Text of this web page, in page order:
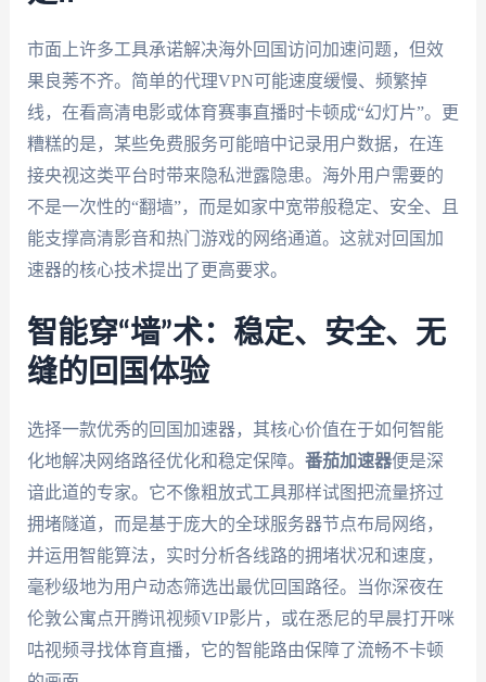
市面上许多工具承诺解决海外回国访问加速问题，但效
果良莠不齐。简单的代理VPN可能速度缓慢、频繁掉
线，在看高清电影或体育赛事直播时卡顿成“幻灯片”。更
糟糕的是，某些免费服务可能暗中记录用户数据，在连
接央视这类平台时带来隐私泄露隐患。海外用户需要的
不是一次性的“翻墙”，而是如家中宽带般稳定、安全、且
能支撑高清影音和热门游戏的网络通道。这就对回国加
速器的核心技术提出了更高要求。
智能穿“墙”术：稳定、安全、无
缝的回国体验
选择一款优秀的回国加速器，其核心价值在于如何智能
化地解决网络路径优化和稳定保障。 番茄加速器便是深
谙此道的专家。它不像粗放式工具那样试图把流量挤过
拥堵隧道，而是基于庞大的全球服务器节点布局网络，
并运用智能算法，实时分析各线路的拥堵状况和速度，
毫秒级地为用户动态筛选出最优回国路径。当你深夜在
伦敦公寓点开腾讯视频VIP影片，或在悉尼的早晨打开咪
咕视频寻找体育直播，它的智能路由保障了流畅不卡顿